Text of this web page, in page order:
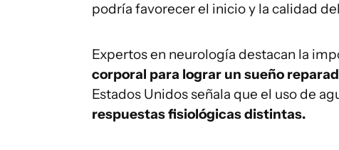
podría favorecer el inicio y la calidad
Expertos en neurología destacan la
corporal para lograr un sueño
Estados Unidos señala que el uso de
respuestas fisiológicas distintas.